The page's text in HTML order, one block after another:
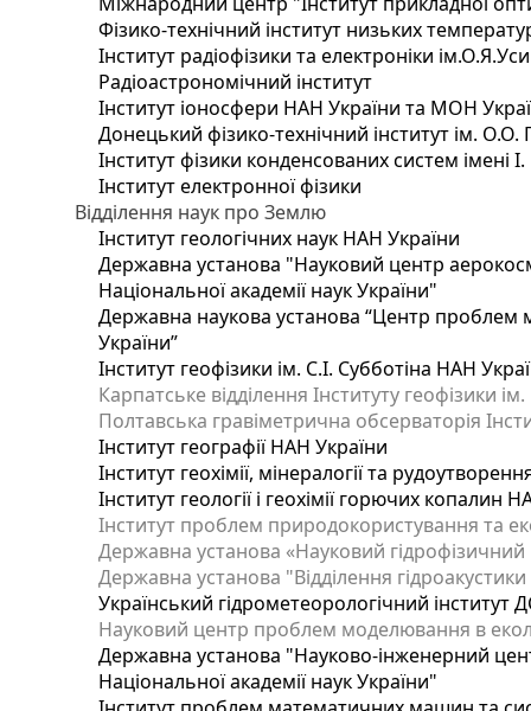
Фізико-технічний інститут низьких
Інститут радіофізики та електроніки
Радіоастрономічний інститут
Інститут іоносфери НАН України та МОН
Донецький фізико-технічний інститут ім. О.О.
Інститут фізики конденсованих систем імені
Інститут електронної фізики
Відділення наук про Землю
Інститут геологічних наук НАН України
Державна установа "Науковий центр
Національної академії наук України"
Державна наукова установа “Центр проблем
України”
Інститут геофізики ім. С.І. Субботіна НАН
Карпатське відділення Інституту геофізики
Полтавська гравіметрична обсерваторія
Інститут географії НАН України
Інститут геохімії, мінералогії та
Інститут геології і геохімії горючих копалин
Інститут проблем природокористування та
Державна установа «Науковий гідрофізичний
Державна установа "Відділення
Український гідрометеорологічний
Науковий центр проблем моделювання в
Державна установа "Науково-інженерний
Національної академії наук України"